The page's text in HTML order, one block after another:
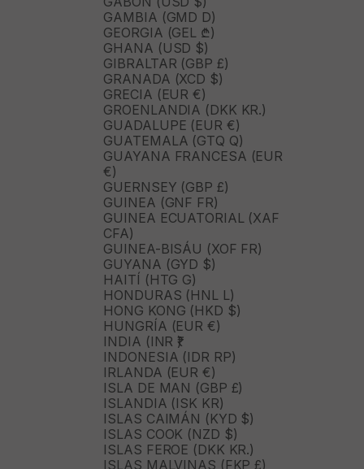
GAMBIA (GMD D)
GEORGIA (GEL ₾)
GHANA (USD $)
GIBRALTAR (GBP £)
GRANADA (XCD $)
GRECIA (EUR €)
GROENLANDIA (DKK KR.)
GUADALUPE (EUR €)
GUATEMALA (GTQ Q)
GUAYANA FRANCESA (EUR
€)
GUERNSEY (GBP £)
GUINEA (GNF FR)
GUINEA ECUATORIAL (XAF
CFA)
GUINEA-BISÁU (XOF FR)
GUYANA (GYD $)
HAITÍ (HTG G)
HONDURAS (HNL L)
HONG KONG (HKD $)
HUNGRÍA (EUR €)
INDIA (INR ₹)
INDONESIA (IDR RP)
IRLANDA (EUR €)
ISLA DE MAN (GBP £)
ISLANDIA (ISK KR)
ISLAS CAIMÁN (KYD $)
ISLAS COOK (NZD $)
ISLAS FEROE (DKK KR.)
ISLAS MALVINAS (FKP £)